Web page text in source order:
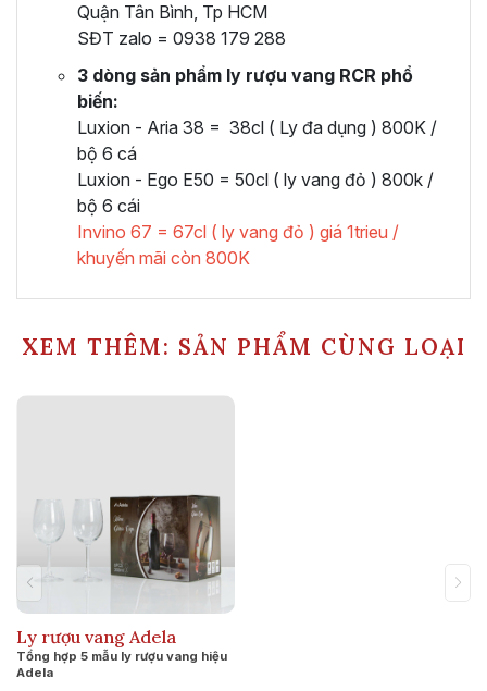
Quận Tân Bình, Tp HCM
SĐT zalo = 0938 179 288
3 dòng sản phẩm ly rượu vang RCR phổ
biến:
Luxion - Aria 38 = 38cl ( Ly đa dụng ) 800K /
bộ 6 cá
Luxion - Ego E50 = 50cl ( ly vang đỏ ) 800k /
bộ 6 cái
Invino 67 = 67cl ( ly vang đỏ ) giá 1trieu /
khuyến mãi còn 800K
XEM THÊM: SẢN PHẨM CÙNG LOẠI
Ly rượu vang Adela
Tổng hợp 5 mẫu ly rượu vang hiệu
Adela